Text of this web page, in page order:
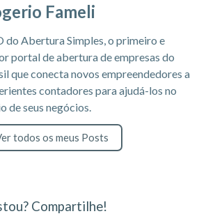
Fameli
do Abertura Simples, o primeiro e
portal de abertura de empresas do
que conecta novos empreendedores a
contadores para ajudá-los no
de seus negócios.
todos os meus Posts
Compartilhe!